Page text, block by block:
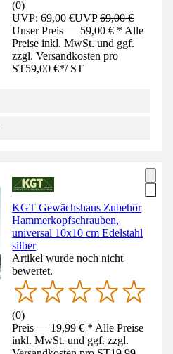
(0)
UVP: 69,00 €UVP69,00 €
Unser Preis — 59,00 € * Alle
Preise inkl. MwSt. und ggf.
zzgl. Versandkosten pro
ST59,00 €*/ ST
KGT Gewächshaus Zubehör
Hammerkopfschrauben,
universal 10x10 cm Edelstahl
silber
Artikel wurde noch nicht
bewertet.
(0)
Preis — 19,99 € * Alle Preise
inkl. MwSt. und ggf. zzgl.